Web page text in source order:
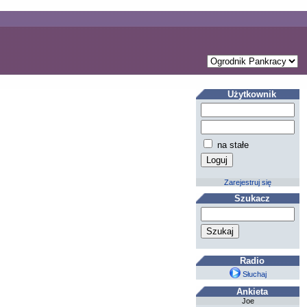
Użytkownik
na stałe
Zarejestruj się
Szukacz
Radio
Słuchaj
Ankieta
Joe